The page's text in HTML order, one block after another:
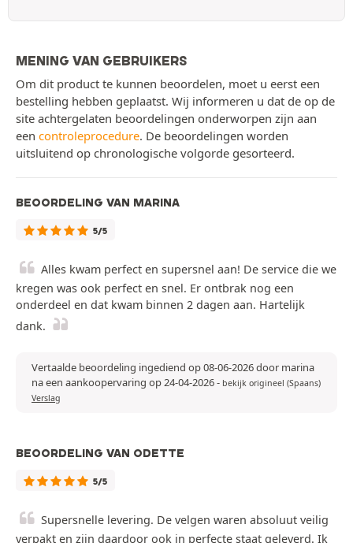
MENING VAN GEBRUIKERS
Om dit product te kunnen beoordelen, moet u eerst een
bestelling hebben geplaatst. Wij informeren u dat de op de
site achtergelaten beoordelingen onderworpen zijn aan
een controleprocedure. De beoordelingen worden
uitsluitend op chronologische volgorde gesorteerd.
BEOORDELING VAN MARINA
5/5
Alles kwam perfect en supersnel aan! De service die we
kregen was ook perfect en snel. Er ontbrak nog een
onderdeel en dat kwam binnen 2 dagen aan. Hartelijk
dank.
Vertaalde beoordeling ingediend op 08-06-2026 door marina
na een aankoopervaring op 24-04-2026- bekijk origineel (Spaans)
Verslag
BEOORDELING VAN ODETTE
5/5
Supersnelle levering. De velgen waren absoluut veilig
verpakt en zijn daardoor ook in perfecte staat geleverd. Ik